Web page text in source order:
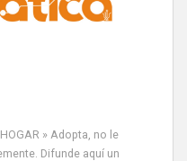
» Adopta, no le
Difunde aquí un